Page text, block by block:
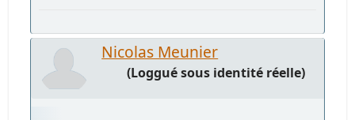
Nicolas Meunier
(Loggué sous identité réelle)